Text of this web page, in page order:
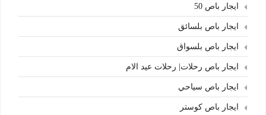
ايجار باص 50
ايجار باص بلسائق
ايجار باص بلسواق
ايجار باص رحلات| رحلات عيد الام
ايجار باص سياحي
ايجار باص كوستر